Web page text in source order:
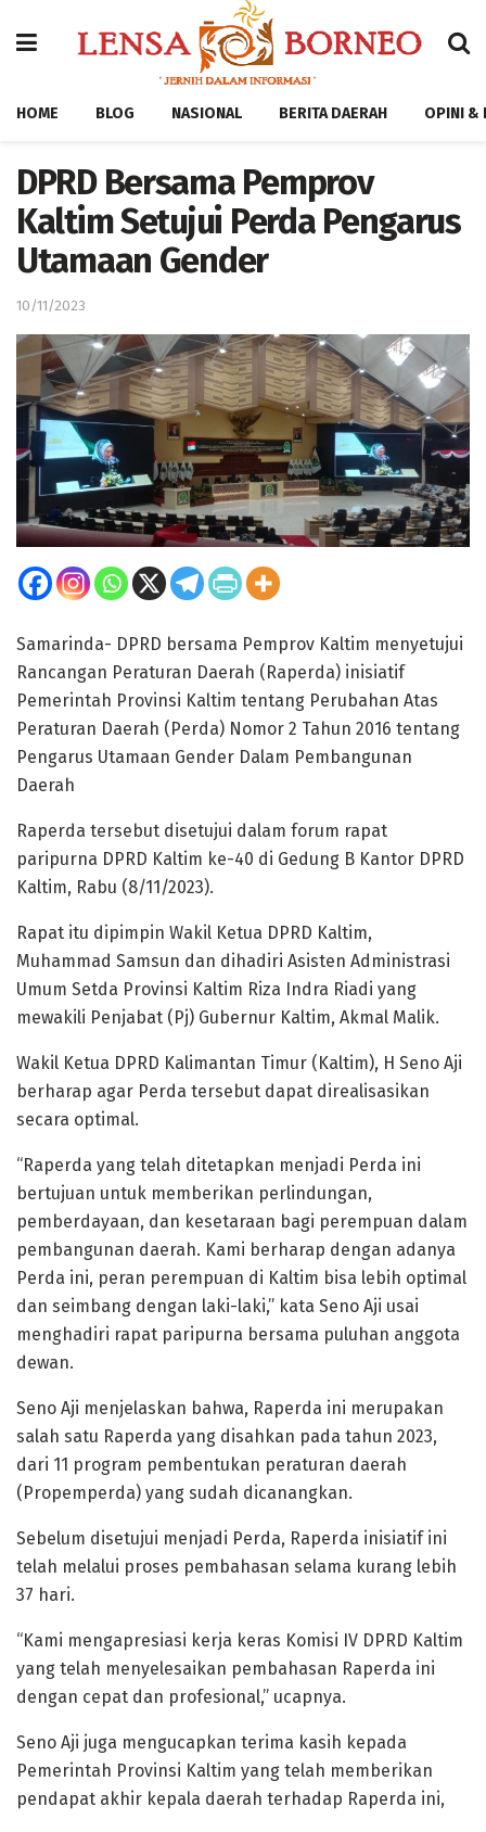
HOME BLOG NASIONAL BERITA DAERAH OPINI &
DPRD Bersama Pemprov
Kaltim Setujui Perda Pengarus
Utamaan Gender
10/11/2023
Samarinda- DPRD bersama Pemprov Kaltim menyetujui
Rancangan Peraturan Daerah (Raperda) inisiatif
Pemerintah Provinsi Kaltim tentang Perubahan Atas
Peraturan Daerah (Perda) Nomor 2 Tahun 2016 tentang
Pengarus Utamaan Gender Dalam Pembangunan
Daerah
Raperda tersebut disetujui dalam forum rapat
paripurna DPRD Kaltim ke-40 di Gedung B Kantor DPRD
Kaltim, Rabu (8/11/2023).
Rapat itu dipimpin Wakil Ketua DPRD Kaltim,
Muhammad Samsun dan dihadiri Asisten Administrasi
Umum Setda Provinsi Kaltim Riza Indra Riadi yang
mewakili Penjabat (Pj) Gubernur Kaltim, Akmal Malik.
Wakil Ketua DPRD Kalimantan Timur (Kaltim), H Seno Aji
berharap agar Perda tersebut dapat direalisasikan
secara optimal.
“Raperda yang telah ditetapkan menjadi Perda ini
bertujuan untuk memberikan perlindungan,
pemberdayaan, dan kesetaraan bagi perempuan dalam
pembangunan daerah. Kami berharap dengan adanya
Perda ini, peran perempuan di Kaltim bisa lebih optimal
dan seimbang dengan laki-laki,” kata Seno Aji usai
menghadiri rapat paripurna bersama puluhan anggota
dewan.
Seno Aji menjelaskan bahwa, Raperda ini merupakan
salah satu Raperda yang disahkan pada tahun 2023,
dari 11 program pembentukan peraturan daerah
(Propemperda) yang sudah dicanangkan.
Sebelum disetujui menjadi Perda, Raperda inisiatif ini
telah melalui proses pembahasan selama kurang lebih
37 hari.
“Kami mengapresiasi kerja keras Komisi IV DPRD Kaltim
yang telah menyelesaikan pembahasan Raperda ini
dengan cepat dan profesional,” ucapnya.
Seno Aji juga mengucapkan terima kasih kepada
Pemerintah Provinsi Kaltim yang telah memberikan
pendapat akhir kepala daerah terhadap Raperda ini,